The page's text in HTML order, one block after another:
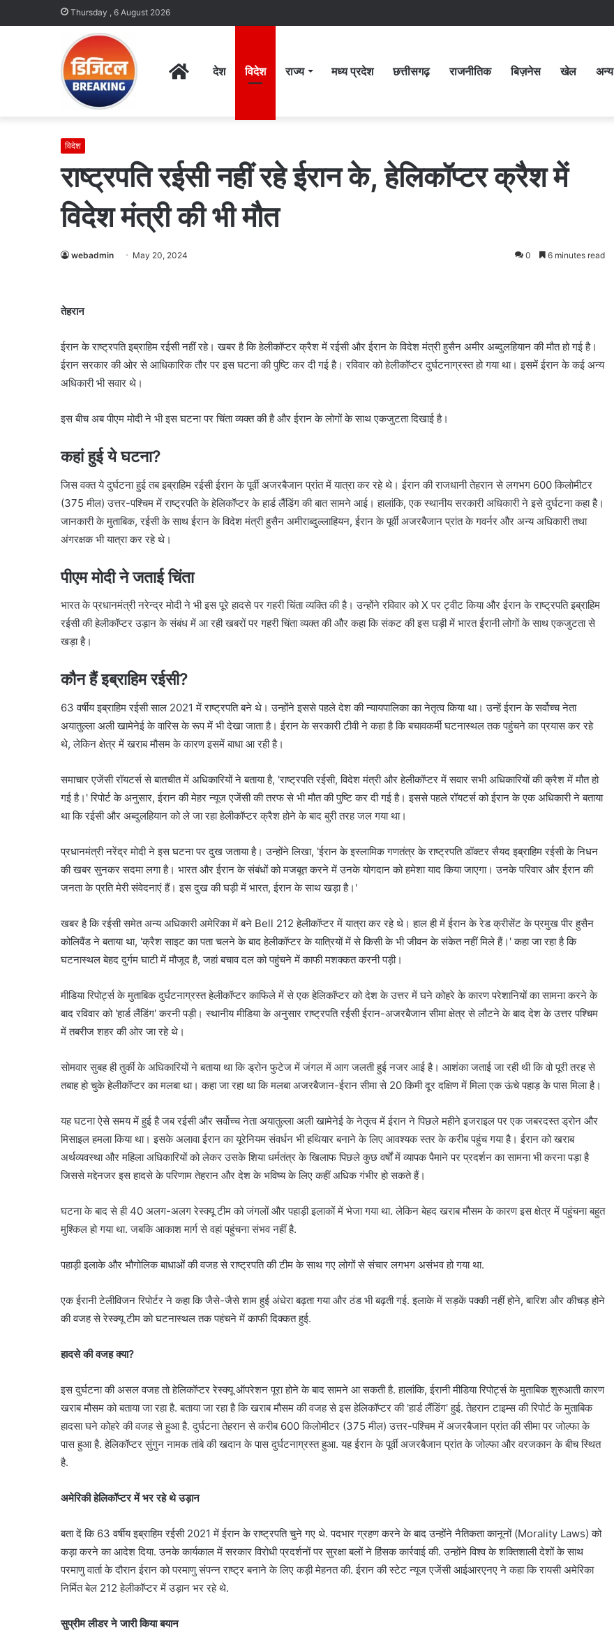
Thursday , 6 August 2026
Homeदेश विदेश राज्य मध्य प्रदेश छत्तीसगढ़ राजनीतिक बिज़नेस खेल अन्य
विदेश
राष्ट्रपति रईसी नहीं रहे ईरान के, हेलिकॉप्टर क्रैश में
विदेश मंत्री की भी मौत
webadmin May 20, 2024 0 6 minutes read
तेहरान
ईरान के राष्ट्रपति इब्राहिम रईसी नहीं रहे। खबर है कि हेलीकॉप्टर क्रैश में रईसी और ईरान के विदेश मंत्री हुसैन अमीर अब्दुलहियान की मौत हो गई है।
ईरान सरकार की ओर से आधिकारिक तौर पर इस घटना की पुष्टि कर दी गई है। रविवार को हेलीकॉप्टर दुर्घटनाग्रस्त हो गया था। इसमें ईरान के कई अन्य
अधिकारी भी सवार थे।
इस बीच अब पीएम मोदी ने भी इस घटना पर चिंता व्यक्त की है और ईरान के लोगों के साथ एकजुटता दिखाई है।
कहां हुई ये घटना?
जिस वक्त ये दुर्घटना हुई तब इब्राहिम रईसी ईरान के पूर्वी अजरबैजान प्रांत में यात्रा कर रहे थे। ईरान की राजधानी तेहरान से लगभग 600 किलोमीटर
(375 मील) उत्तर-पश्चिम में राष्ट्रपति के हेलिकॉप्टर के हार्ड लैंडिंग की बात सामने आई। हालांकि, एक स्थानीय सरकारी अधिकारी ने इसे दुर्घटना कहा है।
जानकारी के मुताबिक, रईसी के साथ ईरान के विदेश मंत्री हुसैन अमीराब्दुल्लाहियन, ईरान के पूर्वी अजरबैजान प्रांत के गवर्नर और अन्य अधिकारी तथा
अंगरक्षक भी यात्रा कर रहे थे।
पीएम मोदी ने जताई चिंता
भारत के प्रधानमंत्री नरेन्द्र मोदी ने भी इस पूरे हादसे पर गहरी चिंता व्यक्ति की है। उन्होंने रविवार को X पर ट्वीट किया और ईरान के राष्ट्रपति इब्राहिम
रईसी की हेलीकॉप्टर उड़ान के संबंध में आ रही खबरों पर गहरी चिंता व्यक्त की और कहा कि संकट की इस घड़ी में भारत ईरानी लोगों के साथ एकजुटता से
खड़ा है।
कौन हैं इब्राहिम रईसी?
63 वर्षीय इब्राहिम रईसी साल 2021 में राष्ट्रपति बने थे। उन्होंने इससे पहले देश की न्यायपालिका का नेतृत्व किया था। उन्हें ईरान के सर्वोच्च नेता
अयातुल्ला अली खामेनेई के वारिस के रूप में भी देखा जाता है। ईरान के सरकारी टीवी ने कहा है कि बचावकर्मी घटनास्थल तक पहुंचने का प्रयास कर रहे
थे, लेकिन क्षेत्र में खराब मौसम के कारण इसमें बाधा आ रही है।
समाचार एजेंसी रॉयटर्स से बातचीत में अधिकारियों ने बताया है, 'राष्ट्रपति रईसी, विदेश मंत्री और हेलीकॉप्टर में सवार सभी अधिकारियों की क्रैश में मौत हो
गई है।' रिपोर्ट के अनुसार, ईरान की मेहर न्यूज एजेंसी की तरफ से भी मौत की पुष्टि कर दी गई है। इससे पहले रॉयटर्स को ईरान के एक अधिकारी ने बताया
था कि रईसी और अब्दुलहियान को ले जा रहा हेलीकॉप्टर क्रैश होने के बाद बुरी तरह जल गया था।
प्रधानमंत्री नरेंद्र मोदी ने इस घटना पर दुख जताया है। उन्होंने लिखा, 'ईरान के इस्लामिक गणतंत्र के राष्ट्रपति डॉक्टर सैयद इब्राहिम रईसी के निधन
की खबर सुनकर सदमा लगा है। भारत और ईरान के संबंधों को मजबूत करने में उनके योगदान को हमेशा याद किया जाएगा। उनके परिवार और ईरान की
जनता के प्रति मेरी संवेदनाएं हैं। इस दुख की घड़ी में भारत, ईरान के साथ खड़ा है।'
खबर है कि रईसी समेत अन्य अधिकारी अमेरिका में बने Bell 212 हेलीकॉप्टर में यात्रा कर रहे थे। हाल ही में ईरान के रेड क्रीसेंट के प्रमुख पीर हुसैन
कोलिवैंड ने बताया था, 'क्रैश साइट का पता चलने के बाद हेलीकॉप्टर के यात्रियों में से किसी के भी जीवन के संकेत नहीं मिले हैं।' कहा जा रहा है कि
घटनास्थल बेहद दुर्गम घाटी में मौजूद है, जहां बचाव दल को पहुंचने में काफी मशक्कत करनी पड़ी।
मीडिया रिपोर्ट्स के मुताबिक दुर्घटनाग्रस्त हेलीकॉप्टर काफिले में से एक हेलिकॉप्टर को देश के उत्तर में घने कोहरे के कारण परेशानियों का सामना करने के
बाद रविवार को 'हार्ड लैंडिंग' करनी पड़ी। स्थानीय मीडिया के अनुसार राष्ट्रपति रईसी ईरान-अजरबैजान सीमा क्षेत्र से लौटने के बाद देश के उत्तर पश्चिम
में तबरीज शहर की ओर जा रहे थे।
सोमवार सुबह ही तुर्की के अधिकारियों ने बताया था कि ड्रोन फुटेज में जंगल में आग जलती हुई नजर आई है। आशंका जताई जा रही थी कि वो पूरी तरह से
तबाह हो चुके हेलीकॉप्टर का मलबा था। कहा जा रहा था कि मलबा अजरबैजान-ईरान सीमा से 20 किमी दूर दक्षिण में मिला एक ऊंचे पहाड़ के पास मिला है।
यह घटना ऐसे समय में हुई है जब रईसी और सर्वोच्च नेता अयातुल्ला अली खामेनेई के नेतृत्व में ईरान ने पिछले महीने इजराइल पर एक जबरदस्त ड्रोन और
मिसाइल हमला किया था। इसके अलावा ईरान का यूरेनियम संवर्धन भी हथियार बनाने के लिए आवश्यक स्तर के करीब पहुंच गया है। ईरान को खराब
अर्थव्यवस्था और महिला अधिकारियों को लेकर उसके शिया धर्मतंत्र के खिलाफ पिछले कुछ वर्षों में व्यापक पैमाने पर प्रदर्शन का सामना भी करना पड़ा है
जिससे मद्देनजर इस हादसे के परिणाम तेहरान और देश के भविष्य के लिए कहीं अधिक गंभीर हो सकते हैं।
घटना के बाद से ही 40 अलग-अलग रेस्क्यू टीम को जंगलों और पहाड़ी इलाकों में भेजा गया था. लेकिन बेहद खराब मौसम के कारण इस क्षेत्र में पहुंचना बहुत
मुश्किल हो गया था. जबकि आकाश मार्ग से वहां पहुंचना संभव नहीं है.
पहाड़ी इलाके और भौगोलिक बाधाओं की वजह से राष्ट्रपति की टीम के साथ गए लोगों से संचार लगभग असंभव हो गया था.
एक ईरानी टेलीविजन रिपोर्टर ने कहा कि जैसे-जैसे शाम हुई अंधेरा बढ़ता गया और ठंड भी बढ़ती गई. इलाके में सड़कें पक्की नहीं होने, बारिश और कीचड़ होने
की वजह से रेस्क्यू टीम को घटनास्थल तक पहंचने में काफी दिक्कत हुई.
हादसे की वजह क्या?
इस दुर्घटना की असल वजह तो हेलिकॉप्टर रेस्क्यू ऑपरेशन पूरा होने के बाद सामने आ सकती है. हालांकि, ईरानी मीडिया रिपोर्ट्स के मुताबिक शुरुआती कारण
खराब मौसम को बताया जा रहा है. बताया जा रहा है कि खराब मौसम की वजह से इस हेलिकॉप्टर की 'हार्ड लैंडिंग' हुई. तेहरान टाइम्स की रिपोर्ट के मुताबिक
हादसा घने कोहरे की वजह से हुआ है. दुर्घटना तेहरान से करीब 600 किलोमीटर (375 मील) उत्तर-पश्चिम में अजरबैजान प्रांत की सीमा पर जोल्फा के
पास हुआ है. हेलिकॉप्टर सुंगुन नामक तांबे की खदान के पास दुर्घटनाग्रस्त हुआ. यह ईरान के पूर्वी अजरबैजान प्रांत के जोल्फा और वरजकान के बीच स्थित
है.
अमेरिकी हेलिकॉप्टर में भर रहे थे उड़ान
बता दें कि 63 वर्षीय इब्राहिम रईसी 2021 में ईरान के राष्ट्रपति चुने गए थे. पदभार ग्रहण करने के बाद उन्होंने नैतिकता कानूनों (Morality Laws) को
कड़ा करने का आदेश दिया. उनके कार्यकाल में सरकार विरोधी प्रदर्शनों पर सुरक्षा बलों ने हिंसक कार्रवाई की. उन्होंने विश्व के शक्तिशाली देशों के साथ
परमाणु वार्ता के दौरान ईरान को परमाणु संपन्न राष्ट्र बनाने के लिए कड़ी मेहनत की. ईरान की स्टेट न्यूज एजेंसी आईआरएनए ने कहा कि रायसी अमेरिका
निर्मित बेल 212 हेलीकॉप्टर में उड़ान भर रहे थे.
सुप्रीम लीडर ने जारी किया बयान